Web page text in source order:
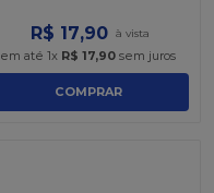
R$ 17,90
em até 1x R$ 17,90 sem juros
COMPRAR